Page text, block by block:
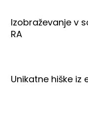
Izobraževanje v
RA
Unikatne hiške iz